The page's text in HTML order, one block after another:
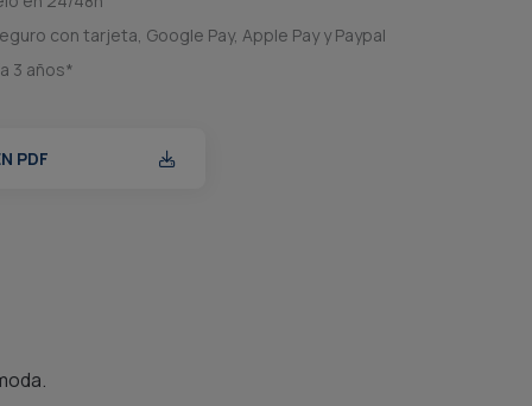
con tarjeta, Google Pay, Apple Pay y Paypal
3 años*
PDF